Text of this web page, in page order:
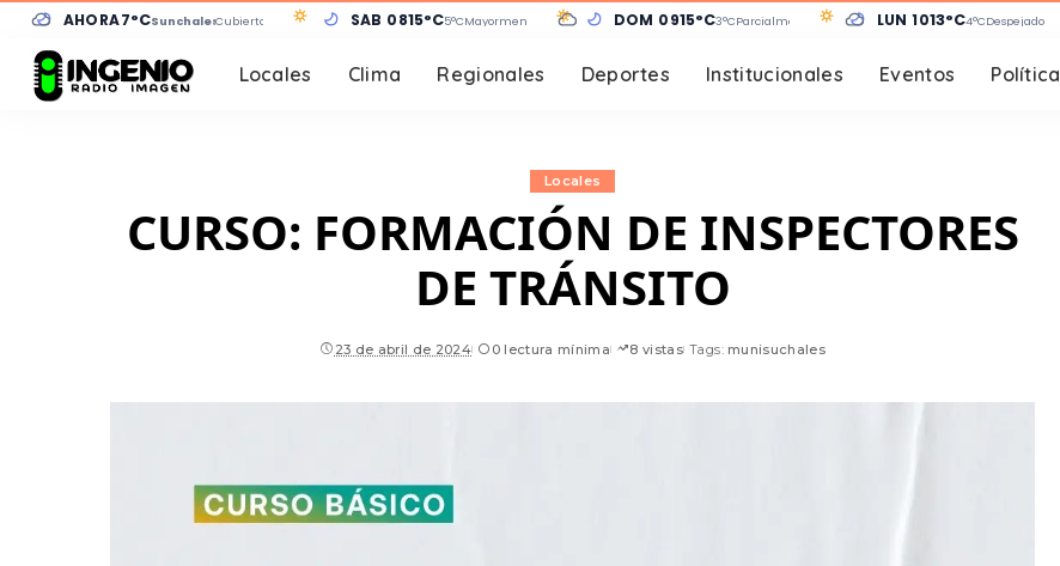
AHORA7°CSunchalesCubierto SÁB 0815°C5°CMayormente despejado DOM 0915°C3°CParcialmente nublado LUN 1013°C4°CDespejado
Locales Clima Regionales Deportes Institucionales Eventos Política
Locales
CURSO: FORMACIÓN DE INSPECTORES
DE TRÁNSITO
23 de abril de 2024 0 lectura mínima 8 vistas Tags: munisuchales